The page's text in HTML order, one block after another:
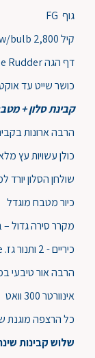
גוף FG
קיל Fin w/bulb 2,800 ק"ג
דף הגה Spade Rudder
כושר שייט עד אוקטובר
קבינת סלון +
הרבה ארונות
כולן עשויות עץ
שולחן הסלון יורד
כיור מטבח מוגדל
מקרר סירה גדול –
כיריים - 2 ותנור גז. Gimble
הרבה אור טיבעי
אינוורטר 300 וואט
כל הרצפה מוגנת
שלוש קבינות